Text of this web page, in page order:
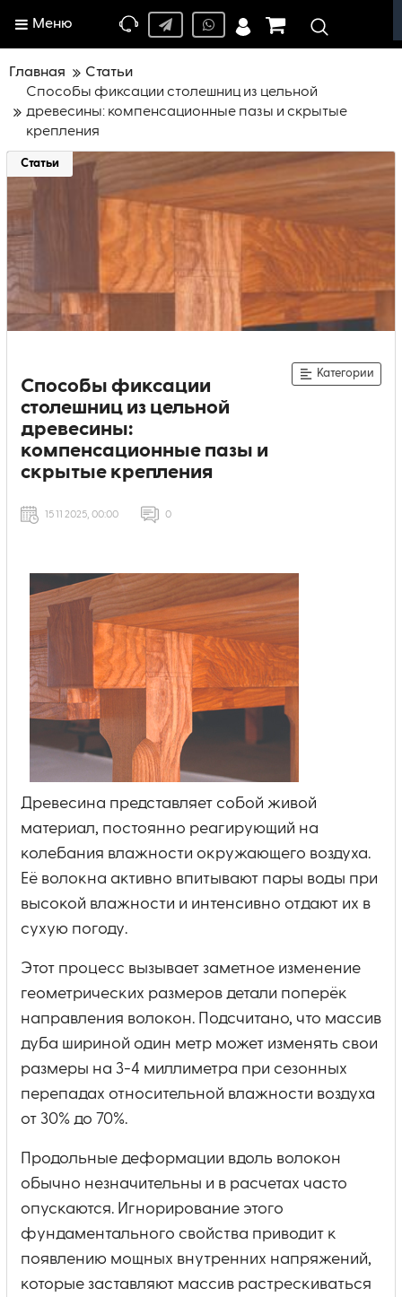
Меню
Главная
Статьи
Способы фиксации стoлeшниц из цельной
древесины: компенсационные пазы и скрытые
крепления
Статьи
Способы фиксации
стoлeшниц из цельной
древесины:
компенсационные пазы и
скрытые крепления
Категории
15 11 2025, 00:00 0
Древесина представляет собой живой
материал, постоянно реагирующий на
колебания влажности окружающего воздуха.
Её волокна активно впитывают пары воды при
высокой влажности и интенсивно отдают их в
сухую погоду.
Этот процесс вызывает заметное изменение
геометрических размеров детали поперёк
направления волокон. Подсчитано, что массив
дуба шириной один метр может изменять свои
размеры на 3-4 миллиметра при сезонных
перепадах относительной влажности воздуха
от 30% до 70%.
Продольные деформации вдоль волокон
обычно незначительны и в расчетах часто
опускаются. Игнорирование этого
фундаментального свойства приводит к
появлению мощных внутренних напряжений,
которые заставляют массив растрескиваться